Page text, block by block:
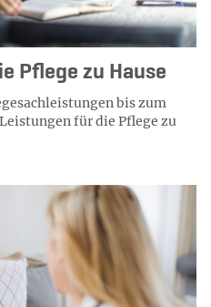
Pflege zu Hause
bis zum
für die Pflege zu